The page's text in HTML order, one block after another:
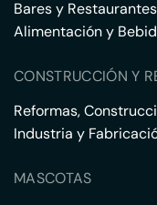
Bares y Restaurantes
Alimentación y
CONSTRUCCIÓN Y
Reformas,
Industria y
MASCOTAS